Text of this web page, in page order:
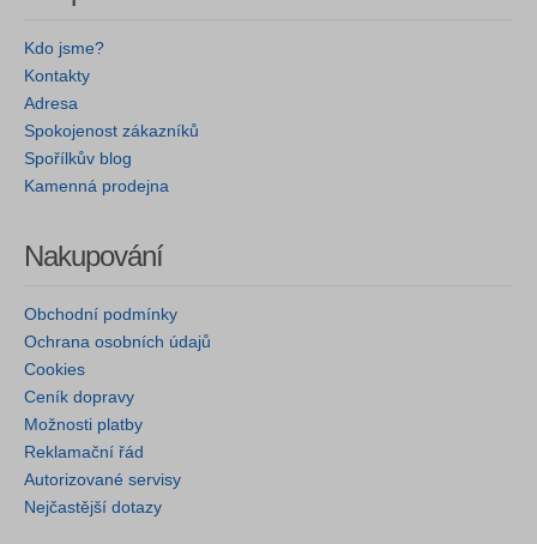
Kdo jsme?
Kontakty
Adresa
Spokojenost zákazníků
Spořílkův blog
Kamenná prodejna
Nakupování
Obchodní podmínky
Ochrana osobních údajů
Cookies
Ceník dopravy
Možnosti platby
Reklamační řád
Autorizované servisy
Nejčastější dotazy